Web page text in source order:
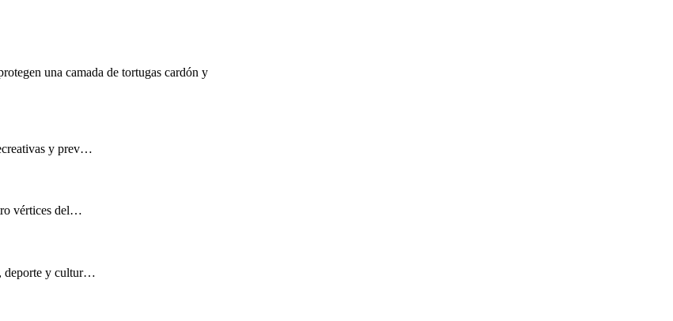
una camada de tortugas cardón y
y prev…
vértices del…
deporte y cultur…